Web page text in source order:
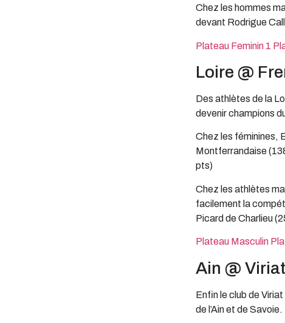
Chez les hommes
devant Rodrigue
Plateau Feminin 1
Loire @
Des athlètes de la
devenir champions
Chez les féminines,
Montferrandaise
pts)
Chez les athlètes
facilement la
Picard de Charlieu
Plateau Masculin
Ain @ Viriat
Enfin le club de
de l’Ain et de Savoie.